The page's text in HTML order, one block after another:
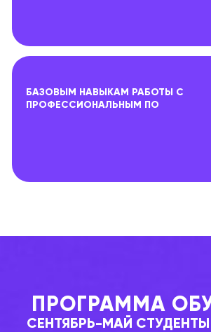
БАЗОВЫМ НАВЫКАМ РАБОТЫ С
ПРОФЕССИОНАЛЬНЫМ ПО
ПРОГРАММА
СЕНТЯБРЬ-МАЙ